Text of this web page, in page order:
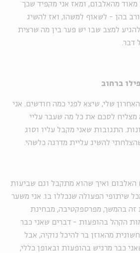
מאוד מהאלבום, ומאז אני מקפיד שכך
בהן - לשאוף למשהו, ואז להשיג
למצב שבו יש פער בין מה שרצית
דבר.
ברחוב
שלי, שיצא לפני כמה חודשים. אני
לסכם את כל מה שעבר עליי
התגובות שאני מקבל עליו וסוג
להשיג עליית מדרגה כלשהי.
האלבום ואיך שהוא מתקבל וגם שביעות
שיתופי הפעולה שנכללו בו. אני משער
זה בהמשך, מפרספקטיבה, מבחינת
הקהל בהופעות - דברים שאני כבר
מהאוזן בר להיכל נוקיה, אבל
כבר מרגיש בהופעות ובאופן כללי,